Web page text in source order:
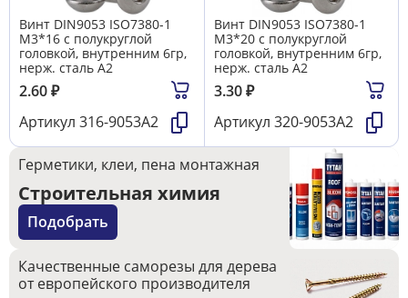
Винт DIN9053 ISO7380-1
М3*16 с полукруглой
головкой, внутренним 6гр,
нерж. сталь A2
2.60₽
Артикул 316-9053А2
Винт DIN9053 ISO7380-1
М3*20 с полукруглой
головкой, внутренним 6гр,
нерж. сталь A2
3.30₽
Артикул 320-9053А2
Герметики, клеи, пена монтажная
Строительная химия
Подобрать
Качественные саморезы для дерева
от европейского производителя